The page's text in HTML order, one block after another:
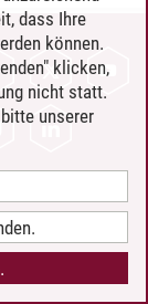
dass Ihre
können.
klicken,
nicht statt.
unserer